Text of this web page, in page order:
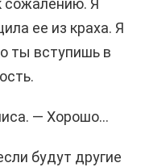
сожалению. Я
ее из краха. Я
ты вступишь в
— Хорошо…
будут другие